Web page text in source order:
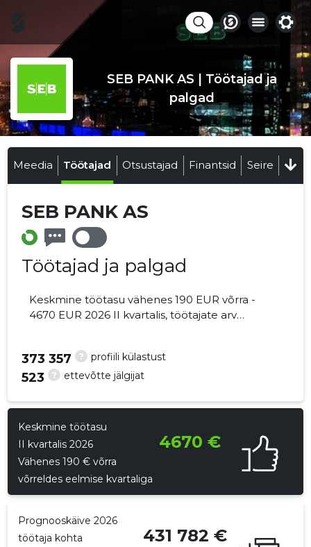
SEB PANK AS | Töötajad ja
palgad
Meedia Töötajad Otsustajad Finantsid Seire
SEB PANK AS
Töötajad ja palgad
Keskmine töötasu vähenes 190 EUR võrra -
4670 EUR 2026 II kvartalis, töötajate arv
? profiili külastust
373 357
? ettevõtte jälgijat
523
Keskmine töötasu
II kvartalis 2026
4670 €
Vähenes 190 € võrra
võrreldes eelmise kvartaliga
Prognooskäive 2026
töötaja kohta
431 782 €